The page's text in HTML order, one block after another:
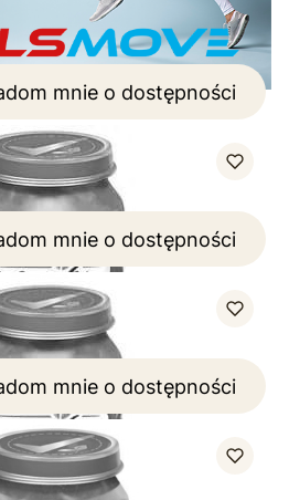
mnie o dostępności
makaron z tuńczykiem i
250 g
mnie o dostępności
warzywa z kurczakiem w
250 g
mnie o dostępności
z warzywami i indykiem,